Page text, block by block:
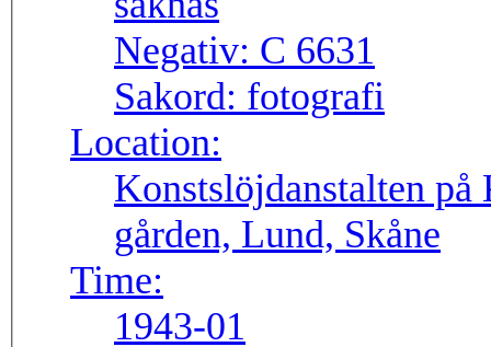
Negativ: C 6631
Sakord: fotografi
Location:
Konstslöjdanstalten
gården, Lund, Skåne
Time:
1943-01